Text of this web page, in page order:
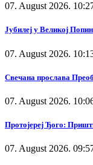
07. August 2026.
Јубилеј у Великој
07. August 2026.
Свечана прослава
07. August 2026.
Протојереј Ђого:
07. August 2026.